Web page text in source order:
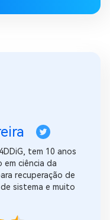
tem 10 anos
em ciência da
recuperação de
sistema e muito